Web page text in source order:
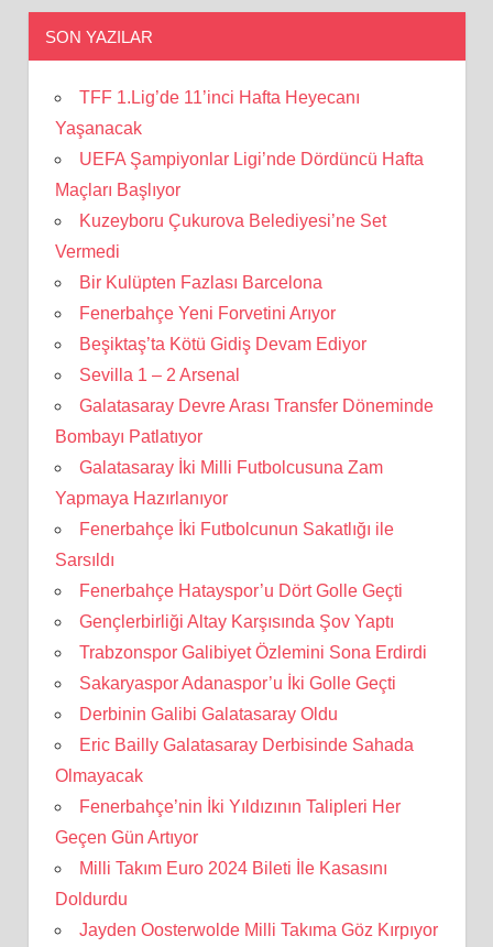
SON YAZILAR
TFF 1.Lig’de 11’inci Hafta Heyecanı
Yaşanacak
UEFA Şampiyonlar Ligi’nde Dördüncü Hafta
Maçları Başlıyor
Kuzeyboru Çukurova Belediyesi’ne Set
Vermedi
Bir Kulüpten Fazlası Barcelona
Fenerbahçe Yeni Forvetini Arıyor
Beşiktaş’ta Kötü Gidiş Devam Ediyor
Sevilla 1 – 2 Arsenal
Galatasaray Devre Arası Transfer Döneminde
Bombayı Patlatıyor
Galatasaray İki Milli Futbolcusuna Zam
Yapmaya Hazırlanıyor
Fenerbahçe İki Futbolcunun Sakatlığı ile
Sarsıldı
Fenerbahçe Hatayspor’u Dört Golle Geçti
Gençlerbirliği Altay Karşısında Şov Yaptı
Trabzonspor Galibiyet Özlemini Sona Erdirdi
Sakaryaspor Adanaspor’u İki Golle Geçti
Derbinin Galibi Galatasaray Oldu
Eric Bailly Galatasaray Derbisinde Sahada
Olmayacak
Fenerbahçe’nin İki Yıldızının Talipleri Her
Geçen Gün Artıyor
Milli Takım Euro 2024 Bileti İle Kasasını
Doldurdu
Jayden Oosterwolde Milli Takıma Göz Kırpıyor